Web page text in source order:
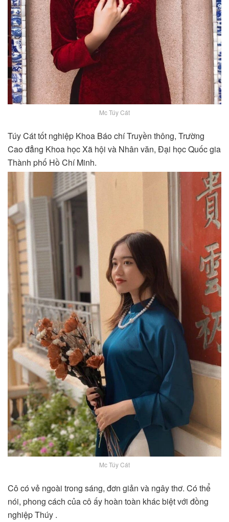
Mc Túy Cát
Túy Cát tốt nghiệp Khoa Báo chí Truyền thông, Trường
Cao đẳng Khoa học Xã hội và Nhân văn, Đại học Quốc gia
Thành phố Hồ Chí Minh.
Mc Túy Cát
Cô có vẻ ngoài trong sáng, đơn giản và ngây thơ. Có thể
nói, phong cách của cô ấy hoàn toàn khác biệt với đồng
nghiệp Thúy .